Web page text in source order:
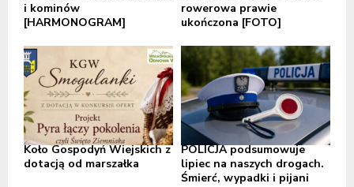
i kominów
[HARMONOGRAM]
rowerowa prawie
ukończona [FOTO]
Koło Gospodyń Wiejskich z
dotacją od marszałka
POLICJA podsumowuje
lipiec na naszych drogach.
Śmierć, wypadki i pijani